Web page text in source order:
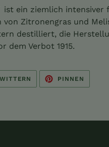
ist ein ziemlich intensiver
Zitronengras und
destilliert, die
dem Verbot 1915.
TWITTER
TWITTERN
PINNEN
PINNEN